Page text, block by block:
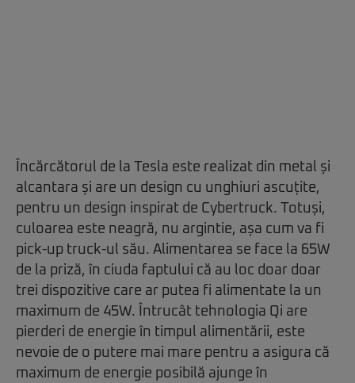
Încărcătorul de la Tesla este realizat din metal și
alcantara și are un design cu unghiuri ascuțite,
pentru un design inspirat de Cybertruck. Totuși,
culoarea este neagră, nu argintie, așa cum va fi
pick-up truck-ul său. Alimentarea se face la 65W
de la priză, în ciuda faptului că au loc doar doar
trei dispozitive care ar putea fi alimentate la un
maximum de 45W. Întrucât tehnologia Qi are
pierderi de energie în timpul alimentării, este
nevoie de o putere mai mare pentru a asigura că
maximum de energie posibilă ajunge în